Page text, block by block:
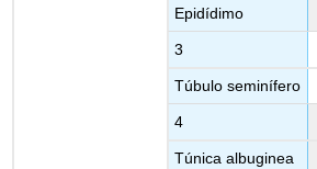
Epidídimo
3
Túbulo seminífero
4
Túnica albuginea